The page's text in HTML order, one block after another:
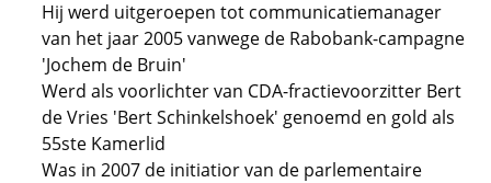
Hij werd uitgeroepen tot communicatiemanager
van het jaar 2005 vanwege de Rabobank-campagne
'Jochem de Bruin'
Werd als voorlichter van CDA-fractievoorzitter Bert
de Vries 'Bert Schinkelshoek' genoemd en gold als
55ste Kamerlid
Was in 2007 de initiatior van de parlementaire